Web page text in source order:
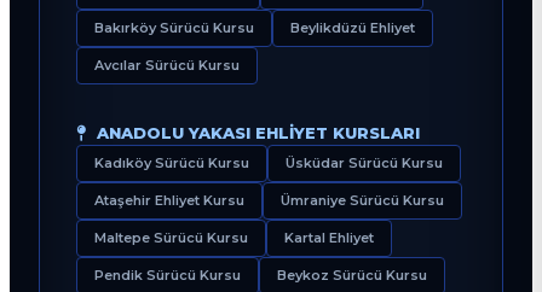
Bakırköy Sürücü Kursu Beylikdüzü Ehliyet
Avcılar Sürücü Kursu
ANADOLU YAKASI EHLIYET KURSLARI
Kadıköy Sürücü Kursu Üsküdar Sürücü Kursu
Ataşehir Ehliyet Kursu Ümraniye Sürücü Kursu
Maltepe Sürücü Kursu Kartal Ehliyet
Pendik Sürücü Kursu Beykoz Sürücü Kursu